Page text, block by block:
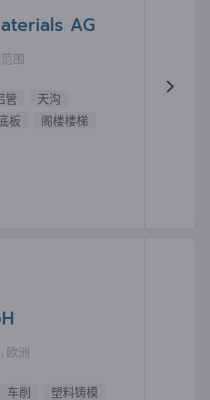
AG
围
管
天沟
板
阁楼楼梯
欧洲
车削
塑料铸模